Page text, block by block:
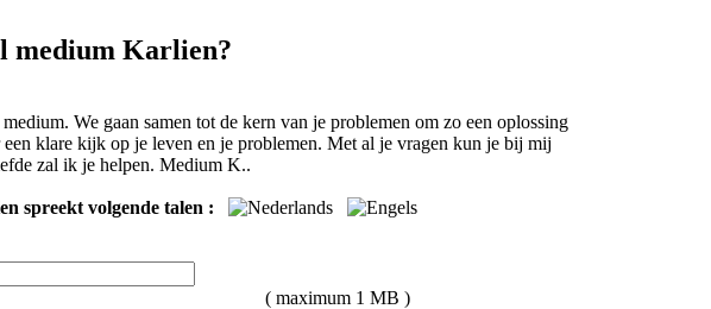
medium Karlien?
We gaan samen tot de kern van je problemen om zo een oplossing
klare kijk op je leven en je problemen. Met al je vragen kun je bij mij
zal ik je helpen. Medium K..
spreekt volgende talen :
( maximum 1 MB )